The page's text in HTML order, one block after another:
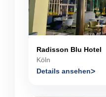
Radisson Blu Hotel
Köln
Details ansehen